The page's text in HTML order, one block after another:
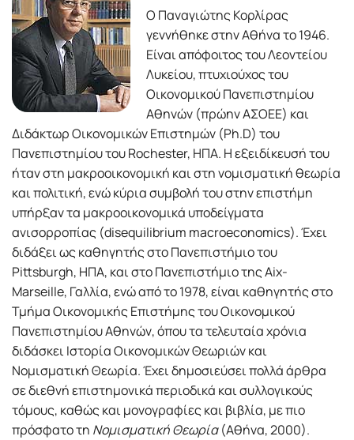
Ο Παναγιώτης Κορλίρας
γεννήθηκε στην Αθήνα το 1946.
Είναι απόφοιτος του Λεοντείου
Λυκείου, πτυχιούχος του
Οικονομικού Πανεπιστημίου
Αθηνών (πρώην ΑΣΟΕΕ) και
Διδάκτωρ Οικονομικών Επιστημών (Ph.D) του
Πανεπιστημίου του Rochester, ΗΠΑ. Η εξειδίκευσή του
ήταν στη μακροοικονομική και στη νομισματική θεωρία
και πολιτική, ενώ κύρια συμβολή του στην επιστήμη
υπήρξαν τα μακροοικονομικά υποδείγματα
ανισορροπίας (disequilibrium macroeconomics). Έχει
διδάξει ως καθηγητής στο Πανεπιστήμιο του
Pittsburgh, ΗΠΑ, και στο Πανεπιστήμιο της Aix-
Marseille, Γαλλία, ενώ από το 1978, είναι καθηγητής στο
Τμήμα Οικονομικής Επιστήμης του Οικονομικού
Πανεπιστημίου Αθηνών, όπου τα τελευταία χρόνια
διδάσκει Ιστορία Οικονομικών Θεωριών και
Νομισματική Θεωρία. Έχει δημοσιεύσει πολλά άρθρα
σε διεθνή επιστημονικά περιοδικά και συλλογικούς
τόμους, καθώς και μονογραφίες και βιβλία, με πιο
πρόσφατο τη Νομισματική Θεωρία(Αθήνα, 2000).